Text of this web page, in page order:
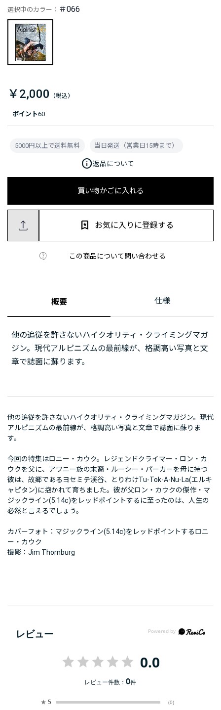
ポイント60
選択中のカラー： ＃066
￥2,000
買い物かごに入れる
この商品について問い合わせる
お気に入りに登録する
5000円以上で送料無料 当日発送（営業日15時まで）
info返品について
概要 仕様
他の追従を許さないハイクオリティ・クライミングマガ
ジン。現代アルピニズムの最前線が、格調高い写真と文
章で誌面に蘇ります。
他の追従を許さないハイクオリティ・クライミングマガジン。現代
アルピニズムの最前線が、格調高い写真と文章で誌面に蘇りま
す。
今回の特集はロニー・カウク。レジェンドクライマー・ロン・カ
ウクを父に、アワニー族の末裔・ルーシー・パーカーを母に持つ
彼は、故郷であるヨセミテ渓谷、とりわけTu-Tok-A-Nu-La(エルキ
ャピタン)に抱かれて育ちました。彼が父ロン・カウクの傑作・マ
ジックライン(5.14c)をレッドポイントするに至ったのは、人生の
必然と言えるでしょう。
カバーフォト：マジックライン(5.14c)をレッドポイントするロニ
ー・カウク
撮影：Jim Thornburg
レビュー
0.0
レビュー件数：0件
★ 5 (0)